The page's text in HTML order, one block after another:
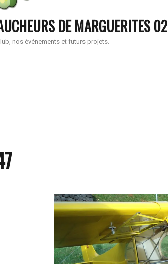
DE MARGUERITES 02
nos événements et futurs projets.